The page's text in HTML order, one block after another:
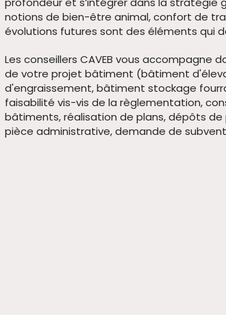
notions de bien-être animal, confort de
évolutions futures sont des éléments qui
Les conseillers CAVEB vous accompagne
de votre projet bâtiment (bâtiment
d'engraissement, bâtiment stockage
faisabilité vis-vis de la règlementation,
bâtiments, réalisation de plans, dépôts
pièce administrative, demande de